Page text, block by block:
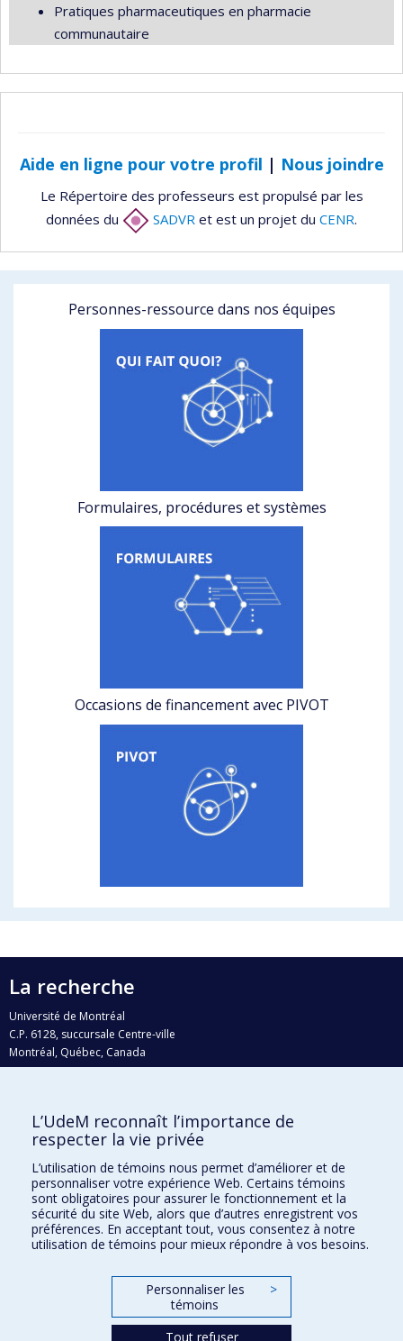
Pratiques pharmaceutiques en pharmacie
communautaire
Aide en ligne pour votre profil | Nous joindre
Le Répertoire des professeurs est propulsé par les
données du
SADVR et est un projet du CENR.
Personnes-ressource dans nos équipes
Formulaires, procédures et systèmes
Occasions de financement avec PIVOT
La recherche
Université de Montréal
C.P. 6128, succursale Centre-ville
Montréal, Québec, Canada
H3C 3J7
Qui fait quoi?
Nous trouver
Plan du site
Accessibilité
L’UdeM reconnaît l’importance de
respecter la vie privée
L’utilisation de témoins nous permet d’améliorer et de
personnaliser votre expérience Web. Certains témoins
sont obligatoires pour assurer le fonctionnement et la
sécurité du site Web, alors que d’autres enregistrent vos
préférences. En acceptant tout, vous consentez à notre
utilisation de témoins pour mieux répondre à vos besoins.
Personnaliser les
témoins
>
Tout refuser